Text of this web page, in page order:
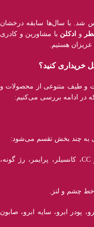
۱۳۸۴ تاسیس شد. با سال‌ها سابقه درخشان
و ادکلن با مشاورین و کادری
هستیم.
خریداری کنید؟
و طیف متنوعی از محصولات و
در ادامه بررسی می‌کنیم:
به چند بخش تقسم می‌شود:
آرایش صورت: کرم پودر، پنکک، کرم BB و CC، کانسیلر، پرایمر، رژ‌ گونه،
چشم و لنز.
پودر ابرو، سایه ابرو، صابون